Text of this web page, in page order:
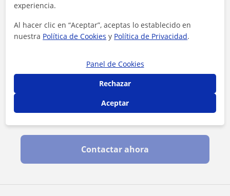
Contactar ahora
experiencia.
Al hacer clic en “Aceptar”, aceptas lo establecido en
nuestra Política de Cookies y Política de Privacidad.
Panel de Cookies
Rechazar
Aceptar